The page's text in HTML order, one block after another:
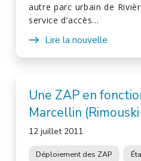
autre parc urbain de
service d’accès…
Lire la nouvelle
Une ZAP en
Marcellin
12 juillet 2011
Déploiement des ZAP